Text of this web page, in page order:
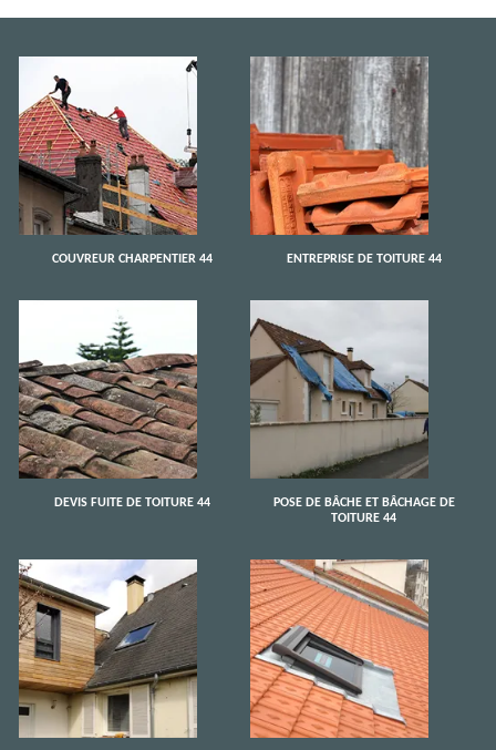
COUVREUR CHARPENTIER 44 ENTREPRISE DE TOITURE 44
DEVIS FUITE DE TOITURE 44
POSE DE BÂCHE ET BÂCHAGE DE
TOITURE 44